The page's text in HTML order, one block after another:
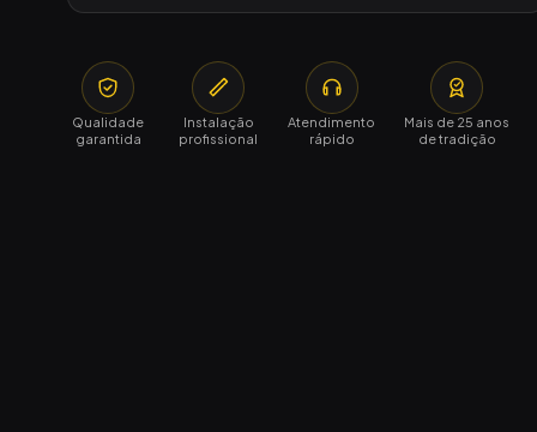
Qualidade
garantida
Instalação
profissional
Atendimento
rápido
Mais de 25 anos
de tradição